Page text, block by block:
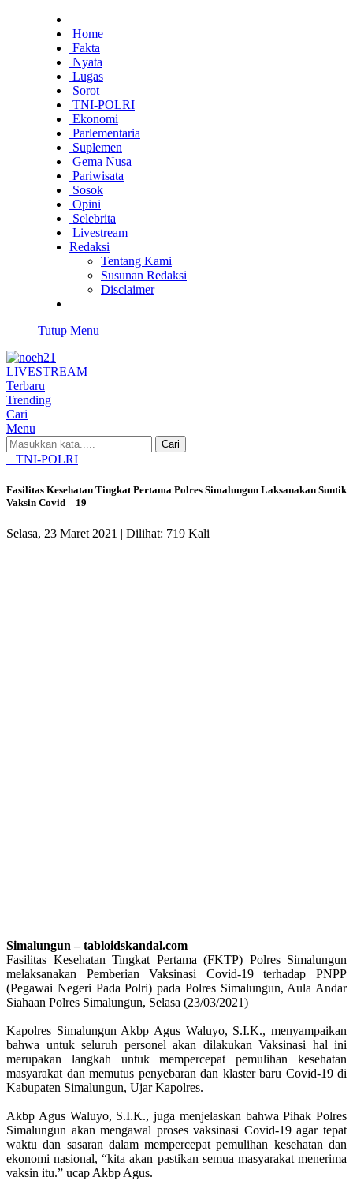
Home
Fakta
Nyata
Lugas
Sorot
TNI-POLRI
Ekonomi
Parlementaria
Suplemen
Gema Nusa
Pariwisata
Sosok
Opini
Selebrita
Livestream
Redaksi
Tentang Kami
Susunan Redaksi
Disclaimer
Tutup Menu
LIVESTREAM
Terbaru
Trending
Cari
Menu
Cari
TNI-POLRI
Fasilitas Kesehatan Tingkat Pertama Polres Simalungun Laksanakan Suntik
Vaksin Covid – 19
Selasa, 23 Maret 2021 | Dilihat: 719 Kali
Simalungun – tabloidskandal.com
Fasilitas Kesehatan Tingkat Pertama (FKTP) Polres Simalungun
melaksanakan Pemberian Vaksinasi Covid-19 terhadap PNPP
(Pegawai Negeri Pada Polri) pada Polres Simalungun, Aula Andar
Siahaan Polres Simalungun, Selasa (23/03/2021)
Kapolres Simalungun Akbp Agus Waluyo, S.I.K., menyampaikan
bahwa untuk seluruh personel akan dilakukan Vaksinasi hal ini
merupakan langkah untuk mempercepat pemulihan kesehatan
masyarakat dan memutus penyebaran dan klaster baru Covid-19 di
Kabupaten Simalungun, Ujar Kapolres.
Akbp Agus Waluyo, S.I.K., juga menjelaskan bahwa Pihak Polres
Simalungun akan mengawal proses vaksinasi Covid-19 agar tepat
waktu dan sasaran dalam mempercepat pemulihan kesehatan dan
ekonomi nasional, “kita akan pastikan semua masyarakat menerima
vaksin itu.” ucap Akbp Agus.